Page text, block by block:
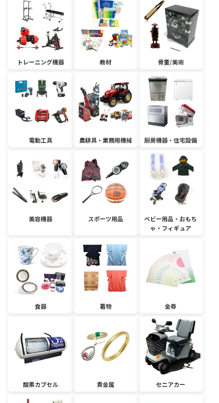
トレーニング機器 教材 骨董/美術
電動工具 農耕具・業務用機械 厨房機器・住宅設備
美容機器 スポーツ用品
ベビー用品・おもち
ゃ・フィギュア
食器 着物 金券
酸素カプセル 貴金属 セニアカー